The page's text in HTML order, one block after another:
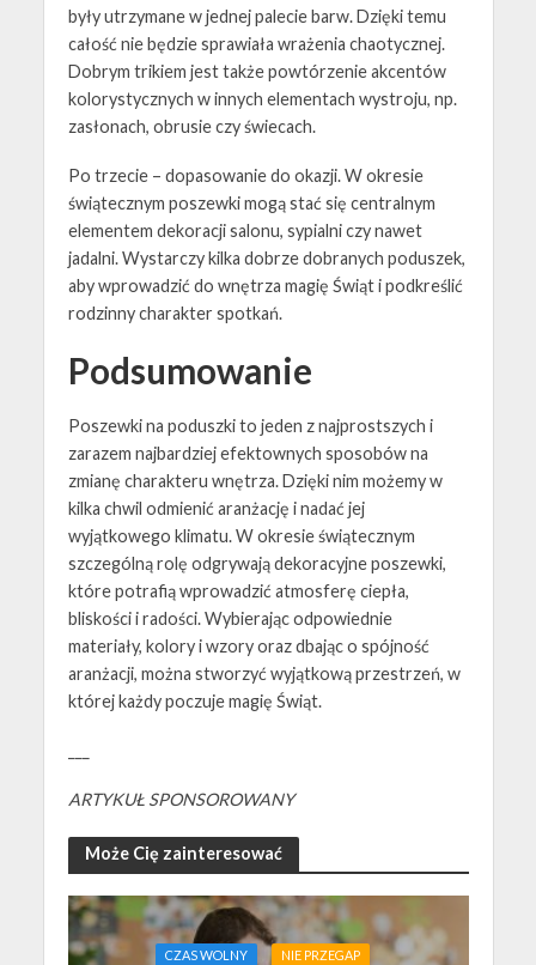
były utrzymane w jednej palecie barw. Dzięki temu
całość nie będzie sprawiała wrażenia chaotycznej.
Dobrym trikiem jest także powtórzenie akcentów
kolorystycznych w innych elementach wystroju, np.
zasłonach, obrusie czy świecach.
Po trzecie – dopasowanie do okazji. W okresie
świątecznym poszewki mogą stać się centralnym
elementem dekoracji salonu, sypialni czy nawet
jadalni. Wystarczy kilka dobrze dobranych poduszek,
aby wprowadzić do wnętrza magię Świąt i podkreślić
rodzinny charakter spotkań.
Podsumowanie
Poszewki na poduszki to jeden z najprostszych i
zarazem najbardziej efektownych sposobów na
zmianę charakteru wnętrza. Dzięki nim możemy w
kilka chwil odmienić aranżację i nadać jej
wyjątkowego klimatu. W okresie świątecznym
szczególną rolę odgrywają dekoracyjne poszewki,
które potrafią wprowadzić atmosferę ciepła,
bliskości i radości. Wybierając odpowiednie
materiały, kolory i wzory oraz dbając o spójność
aranżacji, można stworzyć wyjątkową przestrzeń, w
której każdy poczuje magię Świąt.
ARTYKUŁ SPONSOROWANY
Może Cię zainteresować
CZAS WOLNY NIE PRZEGAP